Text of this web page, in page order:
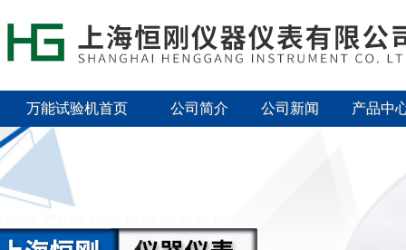
万能试验机首页 公司简介 公司新闻 产品中